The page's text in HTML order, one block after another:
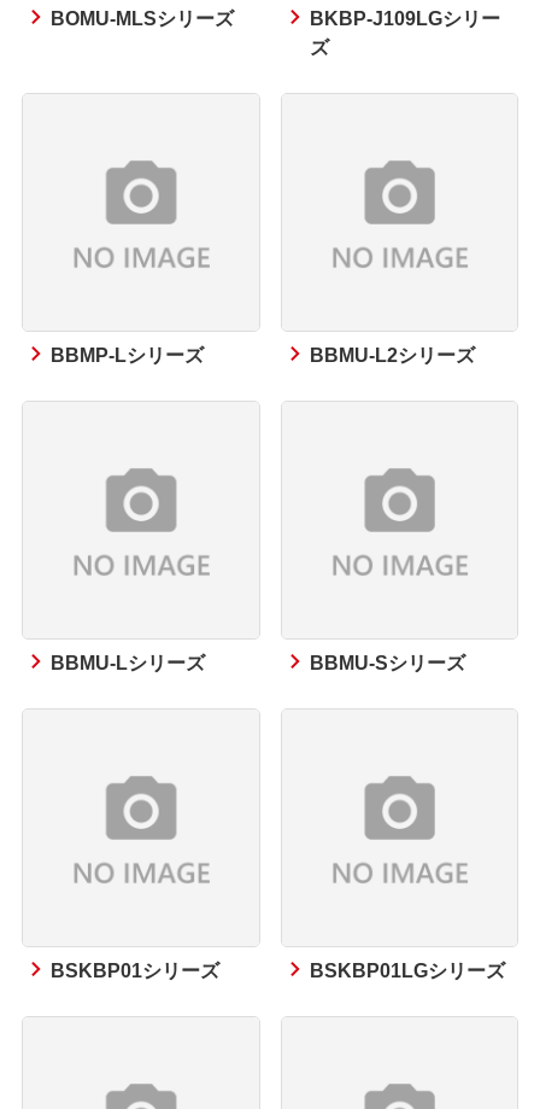
BOMU-MLSシリーズ
BKBP-J109LGシリー
ズ
BBMP-Lシリーズ BBMU-L2シリーズ
BBMU-Lシリーズ BBMU-Sシリーズ
BSKBP01シリーズ BSKBP01LGシリーズ